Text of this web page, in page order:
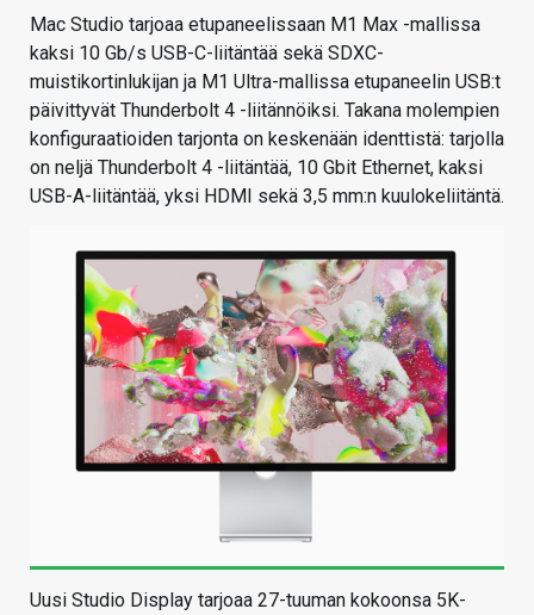
Mac Studio tarjoaa etupaneelissaan M1 Max -mallissa
kaksi 10 Gb/s USB-C-liitäntää sekä SDXC-
muistikortinlukijan ja M1 Ultra-mallissa etupaneelin USB:t
päivittyvät Thunderbolt 4 -liitännöiksi. Takana molempien
konfiguraatioiden tarjonta on keskenään identtistä: tarjolla
on neljä Thunderbolt 4 -liitäntää, 10 Gbit Ethernet, kaksi
USB-A-liitäntää, yksi HDMI sekä 3,5 mm:n kuulokeliitäntä.
Uusi Studio Display tarjoaa 27-tuuman kokoonsa 5K-